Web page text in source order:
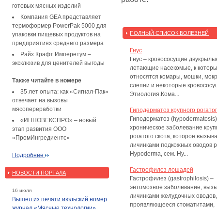
готовых мясных изделий
Компания GEA представляет
термоформер PowerPak 5000 для
упаковки пищевых продуктов на
предприятиях среднего размера
Райх Крафт Имперетум –
эксклюзив для ценителей выгоды
Также читайте в номере
35 лет опыта: как «Сигнал-Пак»
отвечает на вызовы
мясопереработки
«ИННОВЕКСПРО» – новый
этап развития ООО
«ПромИнгредиентс»
Подробнее
НОВОСТИ ПОРТАЛА
16 июля
Вышел из печати июльский номер
ПОЛНЫЙ СПИСОК БОЛЕЗНЕЙ
Гнус
Гнус – кровососущие
летающие насекомые, к
относятся комары, мошки,
слепни и некоторые
Этиология.Кома...
Гиподерматоз крупного
Гиподерматоз
хроническое заболевание
рогатого скота, которое
личинками подкожных оводов
Hypoderma, сем. Hy...
Гастрофилез лошадей
Гастрофилез (gastrophilosis) –
энтомозное заболевание,
личинками желудочных оводов,
проявляющееся стоматитами,